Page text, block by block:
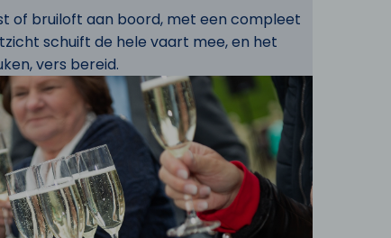
of bruiloft aan boord, met een compleet
schuift de hele vaart mee, en het
vers bereid.